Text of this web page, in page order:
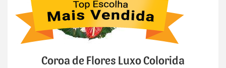
Coroa de Flores Luxo Colorida